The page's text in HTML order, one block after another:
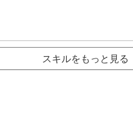
スキルをもっと見る